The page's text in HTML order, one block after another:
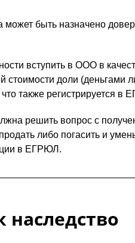
быть назначено
вступить в ООО в
стоимости доли
также регистрируется в
решить вопрос с
либо погасить и
в ЕГРЮЛ.
наследство